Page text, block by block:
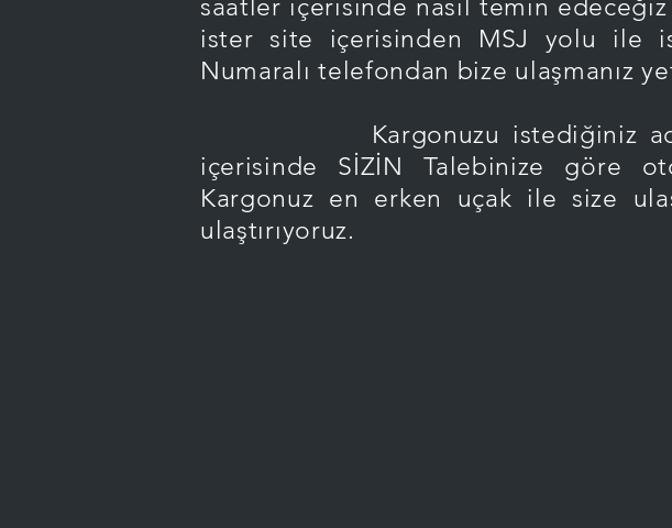
saatler içerisinde nasıl temin
ister site içerisinden MSJ yolu ile
Numaralı telefondan bize ulaşmanız
Kargonuzu istediğiniz
içerisinde SİZİN Talebinize göre
Kargonuz en erken uçak ile size
ulaştırıyoruz.